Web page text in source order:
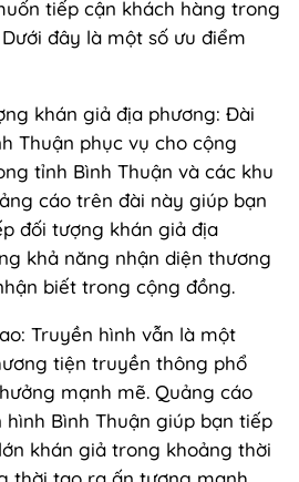
tiếp cận khách hàng trong
đây là một số ưu điểm
khán giả địa phương: Đài
Thuận phục vụ cho cộng
tỉnh Bình Thuận và các khu
cáo trên đài này giúp bạn
đối tượng khán giả địa
khả năng nhận diện thương
biết trong cộng đồng.
Truyền hình vẫn là một
tiện truyền thông phổ
mạnh mẽ. Quảng cáo
Bình Thuận giúp bạn tiếp
khán giả trong khoảng thời